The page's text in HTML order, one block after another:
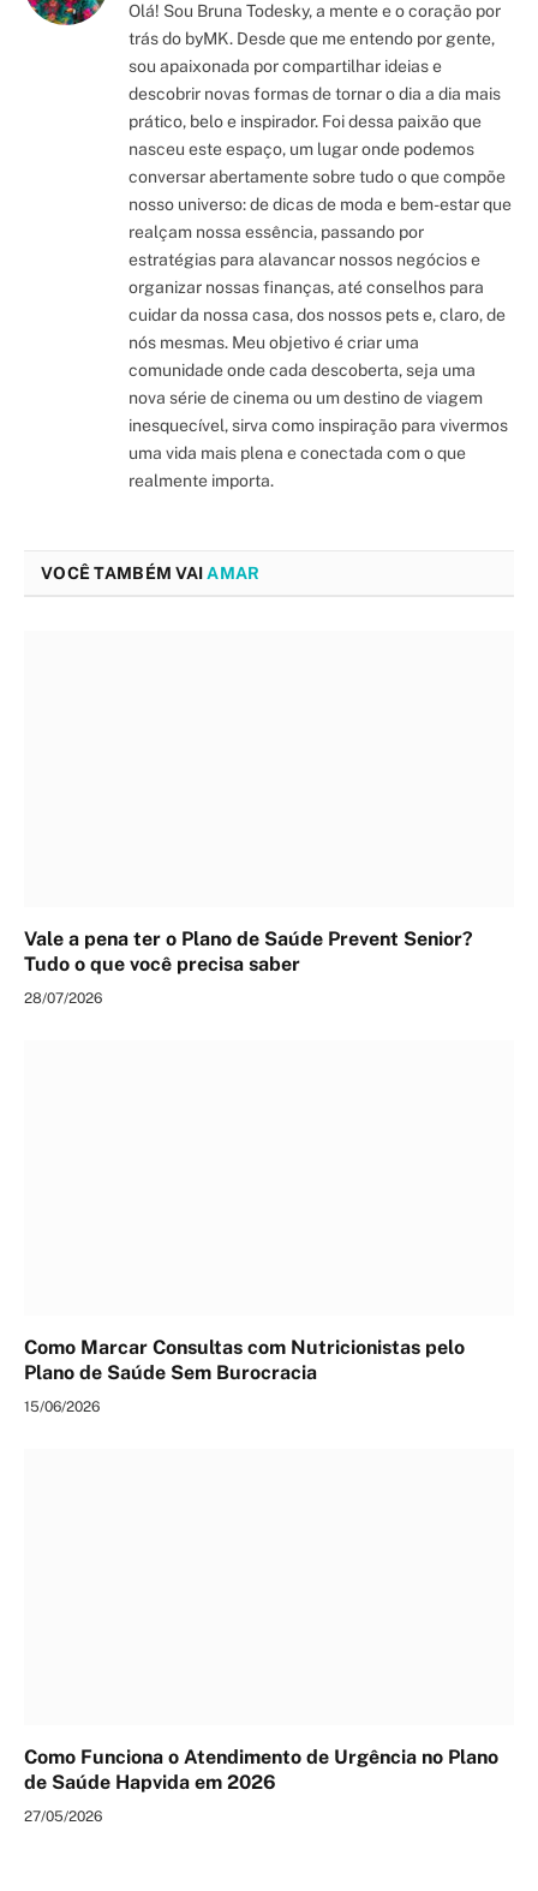
Olá! Sou Bruna Todesky, a mente e o coração por
trás do byMK. Desde que me entendo por gente,
sou apaixonada por compartilhar ideias e
descobrir novas formas de tornar o dia a dia mais
prático, belo e inspirador. Foi dessa paixão que
nasceu este espaço, um lugar onde podemos
conversar abertamente sobre tudo o que compõe
nosso universo: de dicas de moda e bem-estar que
realçam nossa essência, passando por
estratégias para alavancar nossos negócios e
organizar nossas finanças, até conselhos para
cuidar da nossa casa, dos nossos pets e, claro, de
nós mesmas. Meu objetivo é criar uma
comunidade onde cada descoberta, seja uma
nova série de cinema ou um destino de viagem
inesquecível, sirva como inspiração para vivermos
uma vida mais plena e conectada com o que
realmente importa.
VOCÊ TAMBÉM VAI AMAR
Vale a pena ter o Plano de Saúde Prevent Senior?
Tudo o que você precisa saber
28/07/2026
Como Marcar Consultas com Nutricionistas pelo
Plano de Saúde Sem Burocracia
15/06/2026
Como Funciona o Atendimento de Urgência no Plano
de Saúde Hapvida em 2026
27/05/2026